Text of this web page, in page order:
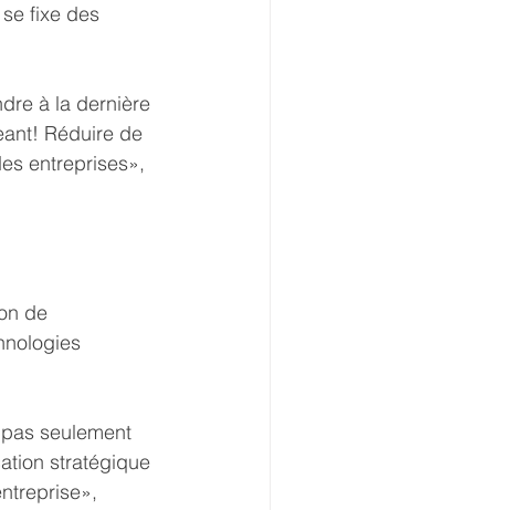
fixe des
à la dernière
Réduire de
entreprises»,
de
seulement
stratégique